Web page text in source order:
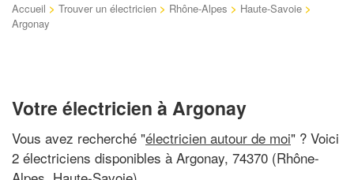
Accueil > Trouver un électricien > Rhône-Alpes > Haute-Savoie >
Argonay
Votre électricien à Argonay
Vous avez recherché "électricien autour de moi" ? Voici
2 électriciens disponibles à Argonay, 74370 (Rhône-